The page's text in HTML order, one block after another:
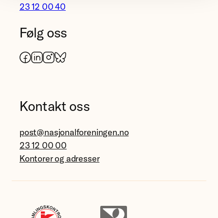
23 12 00 40
Følg oss
Facebook
LinkedIn
Instagram
Bluesky
Kontakt oss
post@nasjonalforeningen.no
23 12 00 00
Kontorer og adresser